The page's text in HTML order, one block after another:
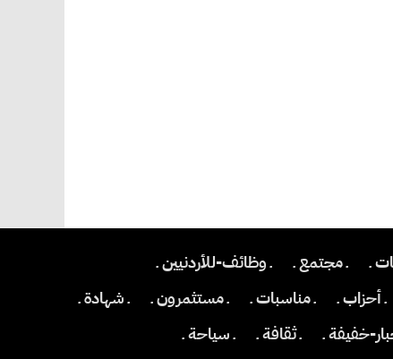
ـ ـ مجتمع ـ
ـ وظائف-للأردنيين ـ
ـ أحزاب ـ ـ مناسبات ـ ـ مستثمرون ـ
ـ شهادة ـ
خفيفة ـ ـ ثقافة ـ
ـ سياحة ـ